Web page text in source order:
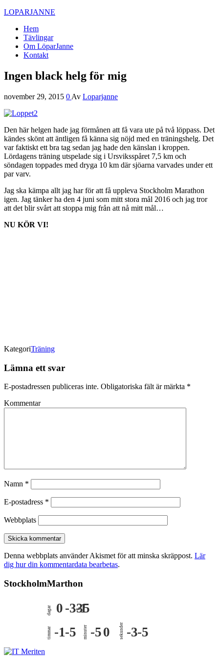
LOPARJANNE
Hem
Tävlingar
Om LöparJanne
Kontakt
Ingen black helg för mig
november 29, 2015 0 Av Loparjanne
Den här helgen hade jag förmånen att få vara ute på två löppass. Det
kändes skönt att äntligen få känna sig nöjd med en träningshelg. Det
var faktiskt ett bra tag sedan jag hade den känslan i kroppen.
Lördagens träning utspelade sig i Ursviksspåret 7,5 km och
söndagen toppades med dryga 10 km där sjöarna varvades under ett
par varv.
Jag ska kämpa allt jag har för att få uppleva Stockholm Marathon
igen. Jag tänker ha den 4 juni som mitt stora mål 2016 och jag tror
att det blir svårt att stoppa mig från att nå mitt mål…
NU KÖR VI!
KategoriTräning
Lämna ett svar
E-postadressen publiceras inte. Obligatoriska fält är märkta *
Kommentar
Namn *
E-postadress *
Webbplats
Denna webbplats använder Akismet för att minska skräppost. Lär
dig hur din kommentardata bearbetas.
StockholmMarthon
dagar 0 -335
-1
timmar -1-5 minuter -50 sekunder -3-5